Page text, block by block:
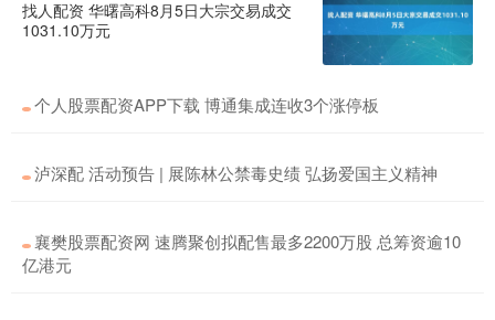
找人配资 华曙高科8月5日大宗交易成交
1031.10万元
个人股票配资APP下载 博通集成连收3个涨停板
泸深配 活动预告 | 展陈林公禁毒史绩 弘扬爱国主义精神
襄樊股票配资网 速腾聚创拟配售最多2200万股 总筹资逾10
亿港元